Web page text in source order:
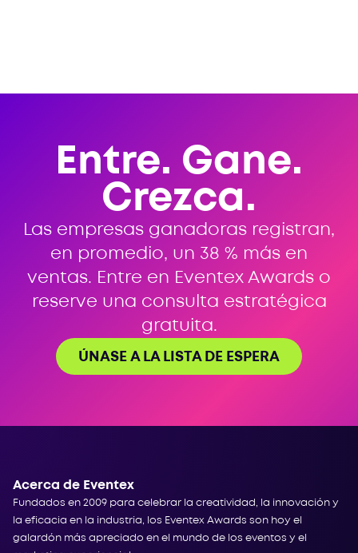
Entre. Gane.
Crezca.
Las empresas ganadoras registran,
en promedio, un 38 % más en
ventas. Entre en Eventex Awards o
reserve una consulta estratégica
gratuita.
ÚNASE A LA LISTA DE ESPERA
Acerca de Eventex
Fundados en 2009 para celebrar la creatividad, la innovación y
la eficacia en la industria, los Eventex Awards son hoy el
galardón más apreciado en el mundo de los eventos y el